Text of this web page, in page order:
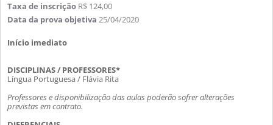
Taxa de inscrição R$ 124,00
Data da prova objetiva 25/04/2020
Início imediato
DISCIPLINAS / PROFESSORES*
Língua Portuguesa / Flávia Rita
Professores e disponibilização das aulas poderão sofrer alterações
previstas em contrato.